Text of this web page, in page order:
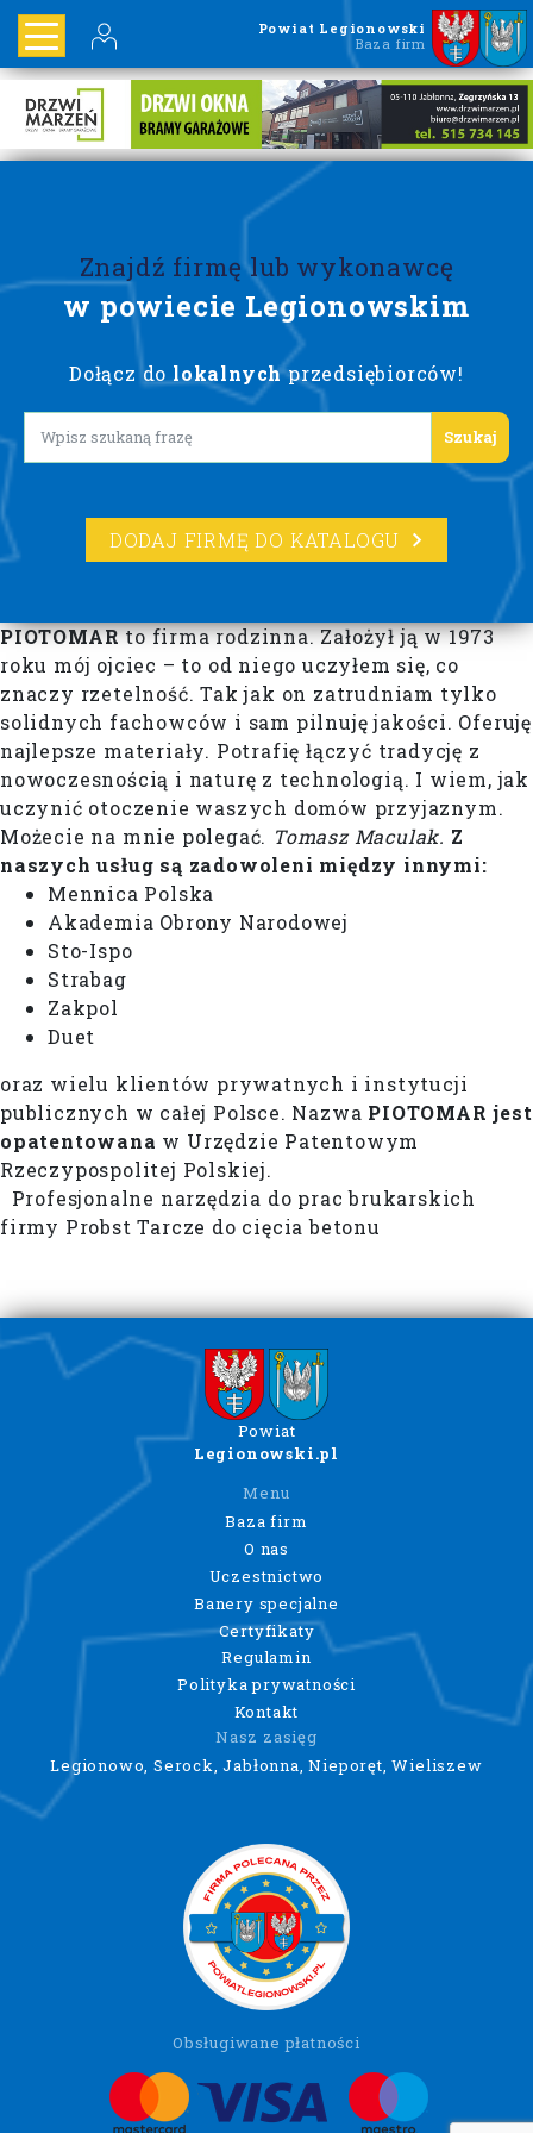
Powiat Legionowski
Baza firm
Znajdź firmę lub wykonawcę
w powiecie Legionowskim
Dołącz do lokalnych przedsiębiorców!
Lorem ipsum
DODAJ FIRMĘ DO KATALOGU
PIOTOMARto firma rodzinna. Założył ją w 1973
roku mój ojciec – to od niego uczyłem się, co
znaczy rzetelność. Tak jak on zatrudniam tylko
solidnych fachowców i sam pilnuję jakości. Oferuję
najlepsze materiały. Potrafię łączyć tradycję z
nowoczesnością i naturę z technologią. I wiem, jak
uczynić otoczenie waszych domów przyjaznym.
Możecie na mnie polegać. Tomasz Maculak. Z
naszych usług są zadowoleni między innymi:
Mennica Polska
Akademia Obrony Narodowej
Sto-Ispo
Strabag
Zakpol
Duet
oraz wielu klientów prywatnych i instytucji
publicznych w całej Polsce. Nazwa PIOTOMAR jest
opatentowana w Urzędzie Patentowym
Rzeczypospolitej Polskiej.
Profesjonalne narzędzia do prac brukarskich
firmy Probst Tarcze do cięcia betonu
Powiat
Legionowski.pl
Menu
Baza firm
O nas
Uczestnictwo
Banery specjalne
Certyfikaty
Regulamin
Polityka prywatności
Kontakt
Nasz zasięg
Legionowo, Serock, Jabłonna, Nieporęt, Wieliszew
Obsługiwane płatności